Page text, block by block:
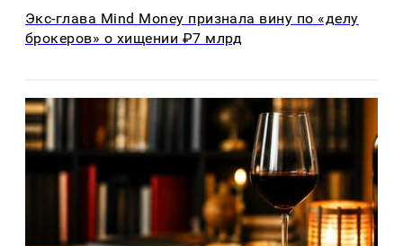
Экс-глава Mind Money признала вину по «делу
брокеров» о хищении ₽7 млрд